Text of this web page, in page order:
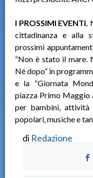
I PROSSIMI EVENTI.
cittadinanza e alla
prossimi
“Non è stato il mare.
Né dopo” in
e la “Giornata
piazza Primo Maggio
per bambini, attività
popolari, musiche e
di Redazione